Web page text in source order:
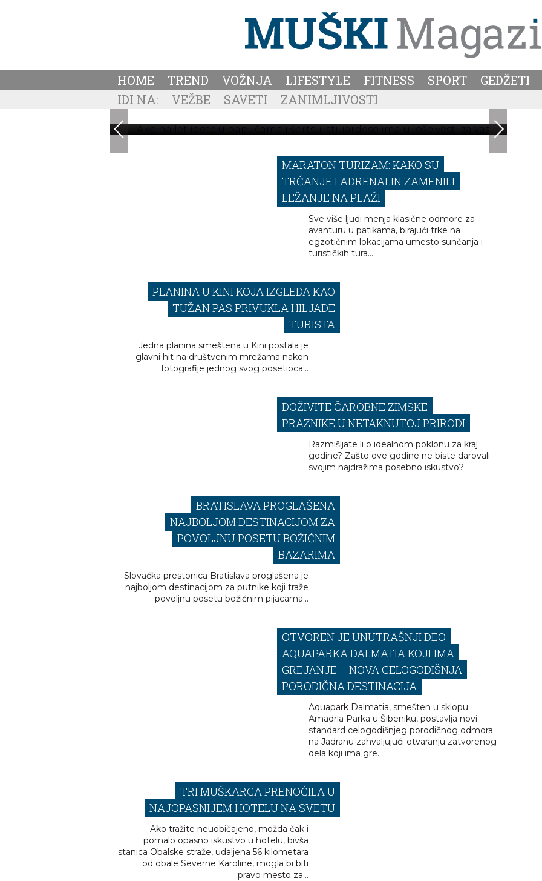
HOME TREND VOŽNJA LIFESTYLE FITNESS SPORT GEDŽETI
IDI NA:
VEŽBE SAVETI ZANIMLJIVOSTI
AKO NA LET IDETE U PAPUČAMA I ŠORTSU, STJUARDESE IMAJU
LOŠE VESTI ZA VAS
Većina putnika bira garderobu za let po jednom jednostavnom kriterijumu – da bude
MARATON TURIZAM: KAKO SU
TRČANJE I ADRENALIN ZAMENILI
LEŽANJE NA PLAŽI
Sve više ljudi menja klasične odmore za
avanturu u patikama, birajući trke na
egzotičnim lokacijama umesto sunčanja i
turističkih tura…
PLANINA U KINI KOJA IZGLEDA KAO
TUŽAN PAS PRIVUKLA HILJADE
TURISTA
Jedna planina smeštena u Kini postala je
glavni hit na društvenim mrežama nakon
fotografije jednog svog posetioca…
DOŽIVITE ČAROBNE ZIMSKE
PRAZNIKE U NETAKNUTOJ PRIRODI
Razmišljate li o idealnom poklonu za kraj
godine? Zašto ove godine ne biste darovali
svojim najdražima posebno iskustvo?
BRATISLAVA PROGLAŠENA
NAJBOLJOM DESTINACIJOM ZA
POVOLJNU POSETU BOŽIĆNIM
BAZARIMA
Slovačka prestonica Bratislava proglašena je
najboljom destinacijom za putnike koji traže
povoljnu posetu božićnim pijacama...
OTVOREN JE UNUTRAŠNJI DEO
AQUAPARKA DALMATIA KOJI IMA
GREJANJE – NOVA CELOGODIŠNJA
PORODIČNA DESTINACIJA
Aquapark Dalmatia, smešten u sklopu
Amadria Parka u Šibeniku, postavlja novi
standard celogodišnjeg porodičnog odmora
na Jadranu zahvaljujući otvaranju zatvorenog
dela koji ima gre...
TRI MUŠKARCA PRENOĆILA U
NAJOPASNIJEM HOTELU NA SVETU
Ako tražite neuobičajeno, možda čak i
pomalo opasno iskustvo u hotelu, bivša
stanica Obalske straže, udaljena 56 kilometara
od obale Severne Karoline, mogla bi biti
pravo mesto za...